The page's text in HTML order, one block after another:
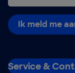
Ik meld me
Service &